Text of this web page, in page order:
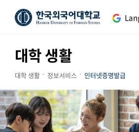
대학 생활
대학 생활 정보서비스 인터넷증명발급